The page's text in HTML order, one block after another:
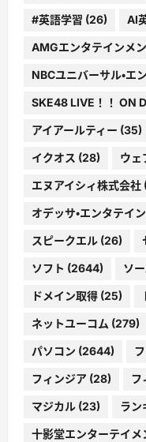
#英語学習 (26) AI
AMGエンタテインメ
NBCユニバーサル・エ
SKE48 LIVE！！ ON
アイアールティー (35)
イクオス (28) ウェ
エヌアイシィ株式会社
オデッサ・エンタテイ
スピークエル (26)
ソフト (2644) ソ
ドメイン取得 (25)
ネットユーコム (279)
パソコン (2644)
フィンジア (28) フ
マジカル (23) ラン
十影堂エンターテイメ